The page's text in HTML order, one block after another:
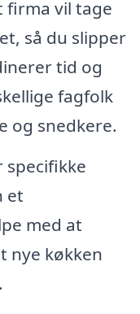
firma vil tage
så du slipper
tid og
fagfolk
og snedkere.
specifikke
et
med at
nye køkken